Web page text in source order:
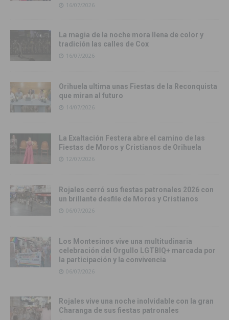
16/07/2026
La magia de la noche mora llena de color y
tradición las calles de Cox
16/07/2026
Orihuela ultima unas Fiestas de la Reconquista
que miran al futuro
14/07/2026
La Exaltación Festera abre el camino de las
Fiestas de Moros y Cristianos de Orihuela
12/07/2026
Rojales cerró sus fiestas patronales 2026 con
un brillante desfile de Moros y Cristianos
06/07/2026
Los Montesinos vive una multitudinaria
celebración del Orgullo LGTBIQ+ marcada por
la participación y la convivencia
06/07/2026
Rojales vive una noche inolvidable con la gran
Charanga de sus fiestas patronales